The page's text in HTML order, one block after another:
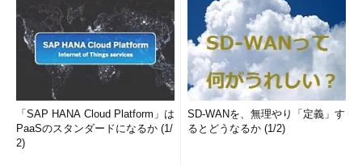
「SAP HANA Cloud Platform」は
PaaSのスタンダードになるか (1/
2)
SD-WANを、無理やり「定義」す
るとどうなるか (1/2)